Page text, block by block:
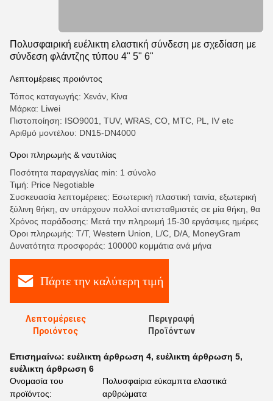
Πολυσφαιρική ευέλικτη ελαστική σύνδεση με σχεδίαση με
σύνδεση φλάντζης τύπου 4" 5" 6"
Λεπτομέρειες προιόντος
Τόπος καταγωγής: Χενάν, Κίνα
Μάρκα: Liwei
Πιστοποίηση: ISO9001, TUV, WRAS, CO, MTC, PL, IV etc
Αριθμό μοντέλου: DN15-DN4000
Όροι πληρωμής & ναυτιλίας
Ποσότητα παραγγελίας min: 1 σύνολο
Τιμή: Price Negotiable
Συσκευασία λεπτομέρειες: Εσωτερική πλαστική ταινία, εξωτερική
ξύλινη θήκη, αν υπάρχουν πολλοί αντισταθμιστές σε μία θήκη, θα
Χρόνος παράδοσης: Μετά την πληρωμή 15-30 εργάσιμες ημέρες
Όροι πληρωμής: T/T, Western Union, L/C, D/A, MoneyGram
Δυνατότητα προσφοράς: 100000 κομμάτια ανά μήνα
Πάρτε την καλύτερη τιμή
Λεπτομέρειες
Προιόντος
Περιγραφή
Προϊόντων
Επισημαίνω: ευέλικτη άρθρωση 4, ευέλικτη άρθρωση 5,
ευέλικτη άρθρωση 6
Ονομασία του
προϊόντος:
Πολυσφαίρια εύκαμπτα ελαστικά
αρθρώματα